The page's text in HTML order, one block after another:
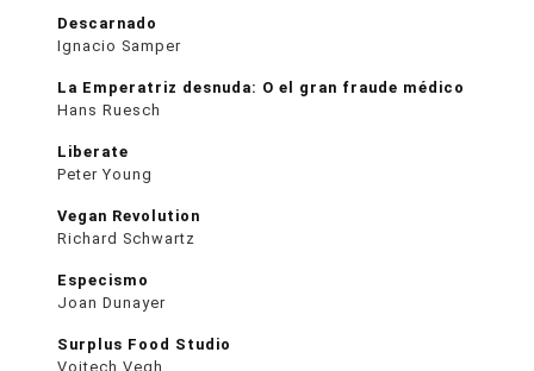
Descarnado
Ignacio Samper
La Emperatriz desnuda: O el gran fraude médico
Hans Ruesch
Liberate
Peter Young
Vegan Revolution
Richard Schwartz
Especismo
Joan Dunayer
Surplus Food Studio
Vojtech Vegh